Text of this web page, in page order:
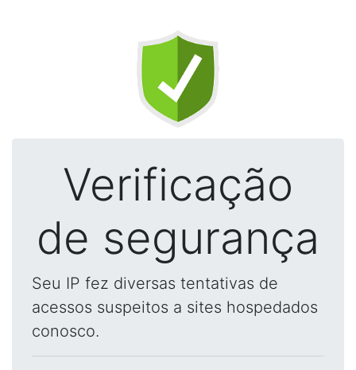
Verificação
de segurança
Seu IP fez diversas tentativas de
acessos suspeitos a sites hospedados
conosco.